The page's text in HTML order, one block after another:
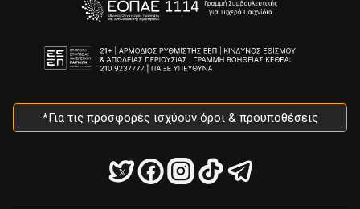
*Για τις προσφορές ισχύουν όροι & προυποθέσεις